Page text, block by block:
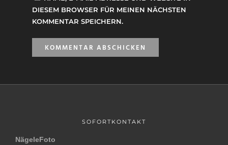
DIESEM BROWSER FÜR MEINEN NÄCHSTEN
KOMMENTAR SPEICHERN.
SOFORTKONTAKT
NägeleFoto